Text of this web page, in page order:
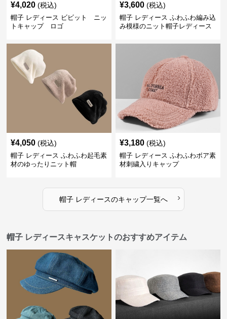
¥4,020 (税込)
帽子 レディース ビビット ニッ
トキャップ ロゴ
¥3,600 (税込)
帽子 レディース ふわふわ編み込
み模様のニット帽子レディース
¥4,050 (税込)
帽子 レディース ふわふわ起毛素
材のゆったりニット帽
¥3,180 (税込)
帽子 レディース ふわふわボア素
材刺繍入りキャップ
帽子 レディースのキャップ一覧へ ›
帽子 レディースキャスケットのおすすめアイテム